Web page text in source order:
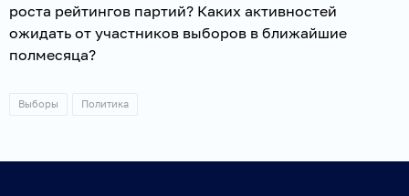
роста рейтингов партий? Каких активностей
ожидать от участников выборов в ближайшие
полмесяца?
Выборы Политика